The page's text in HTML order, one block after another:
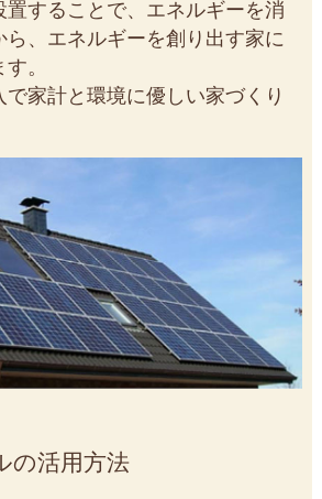
置することで、エネルギーを消
ら、エネルギーを創り出す家に
。
家計と環境に優しい家づくり
の活用方法